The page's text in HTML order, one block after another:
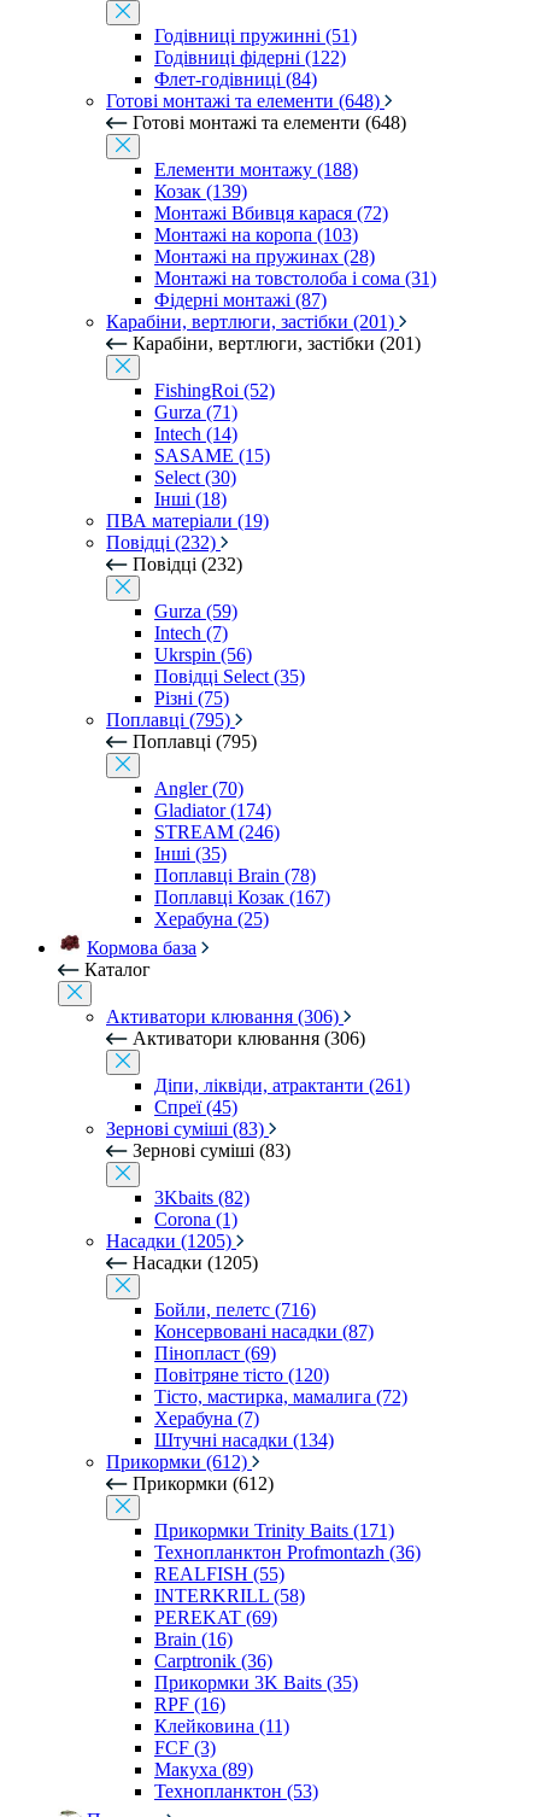
Годівниці пружинні (51)
Годівниці фідерні (122)
Флет-годівниці (84)
Готові монтажі та елементи (648)
Готові монтажі та елементи (648)
Елементи монтажу (188)
Козак (139)
Монтажі Вбивця карася (72)
Монтажі на коропа (103)
Монтажі на пружинах (28)
Монтажі на товстолоба і сома (31)
Фідерні монтажі (87)
Карабіни, вертлюги, застібки (201)
Карабіни, вертлюги, застібки (201)
FishingRoi (52)
Gurza (71)
Intech (14)
SASAME (15)
Select (30)
Інші (18)
ПВА матеріали (19)
Повідці (232)
Повідці (232)
Gurza (59)
Intech (7)
Ukrspin (56)
Повідці Select (35)
Різні (75)
Поплавці (795)
Поплавці (795)
Angler (70)
Gladiator (174)
STREAM (246)
Інші (35)
Поплавці Brain (78)
Поплавці Козак (167)
Херабуна (25)
Кормова база
Каталог
Активатори клювання (306)
Активатори клювання (306)
Діпи, ліквіди, атрактанти (261)
Спреї (45)
Зернові суміші (83)
Зернові суміші (83)
3Kbaits (82)
Corona (1)
Насадки (1205)
Насадки (1205)
Бойли, пелетс (716)
Консервовані насадки (87)
Пінопласт (69)
Повітряне тісто (120)
Тісто, мастирка, мамалига (72)
Херабуна (7)
Штучні насадки (134)
Прикормки (612)
Прикормки (612)
Прикормки Trinity Baits (171)
Технопланктон Profmontazh (36)
REALFISH (55)
INTERKRILL (58)
PEREKAT (69)
Brain (16)
Carptronik (36)
Прикормки 3K Baits (35)
RPF (16)
Клейковина (11)
FCF (3)
Макуха (89)
Технопланктон (53)